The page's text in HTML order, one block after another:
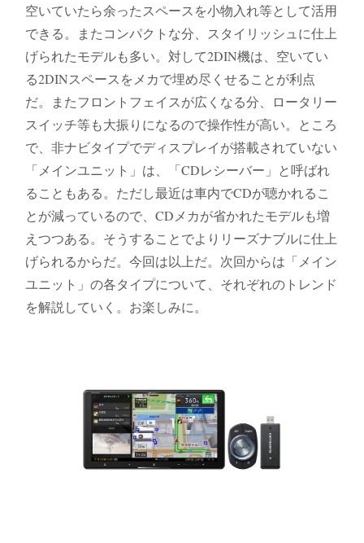
空いていたら余ったスペースを小物入れ等として活用
できる。またコンパクトな分、スタイリッシュに仕上
げられたモデルも多い。対して2DIN機は、空いてい
る2DINスペースをメカで埋め尽くせることが利点
だ。またフロントフェイスが広くなる分、ロータリー
スイッチ等も大振りになるので操作性が高い。ところ
で、非ナビタイプでディスプレイが搭載されていない
「メインユニット」は、「CDレシーバー」と呼ばれ
ることもある。ただし最近は車内でCDが聴かれるこ
とが減っているので、CDメカが省かれたモデルも増
えつつある。そうすることでよりリーズナブルに仕上
げられるからだ。今回は以上だ。次回からは「メイン
ユニット」の各タイプについて、それぞれのトレンド
を解説していく。お楽しみに。